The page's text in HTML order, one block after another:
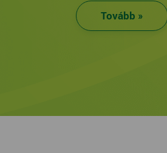
Tovább »